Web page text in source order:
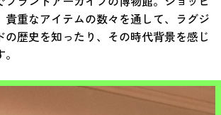
貴重なアイテムの数々を通して、ラグジ
の歴史を知ったり、その時代背景を感じ